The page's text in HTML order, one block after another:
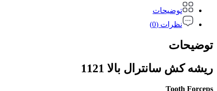
توضیحات
نظرات (0)
توضیحات
ریشه کش سانترال بالا 1121
Tooth Forceps